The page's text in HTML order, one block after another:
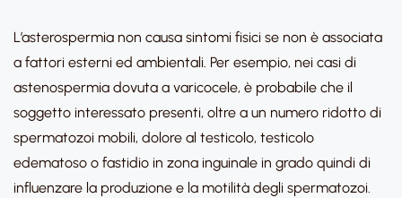
L’asterospermia non causa sintomi fisici se non è associata
a fattori esterni ed ambientali. Per esempio, nei casi di
astenospermia dovuta a varicocele, è probabile che il
soggetto interessato presenti, oltre a un numero ridotto di
spermatozoi mobili, dolore al testicolo, testicolo
edematoso o fastidio in zona inguinale in grado quindi di
influenzare la produzione e la motilità degli spermatozoi.